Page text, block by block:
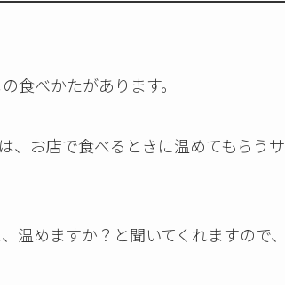
食べかたがあります。
、お店で食べるときに温めてもらうサ
めますか？と聞いてくれますので、